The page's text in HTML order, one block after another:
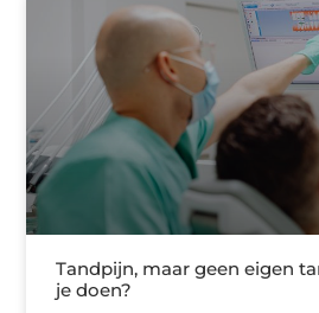
Tandpijn, maar geen eigen
je doen?